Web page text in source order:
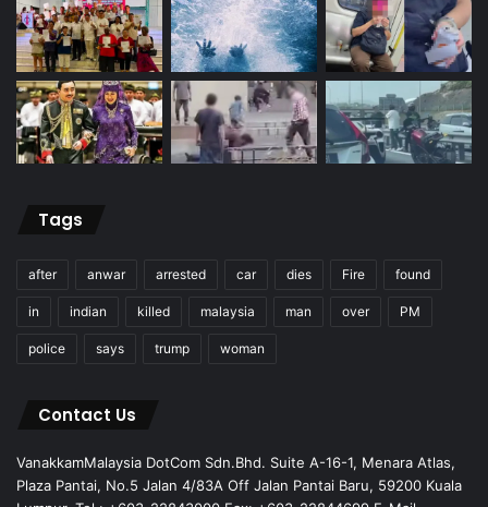
Tags
after anwar arrested car dies Fire found
in indian killed malaysia man over PM
police says trump woman
Contact Us
VanakkamMalaysia DotCom Sdn.Bhd. Suite A-16-1, Menara Atlas,
Plaza Pantai, No.5 Jalan 4/83A Off Jalan Pantai Baru, 59200 Kuala